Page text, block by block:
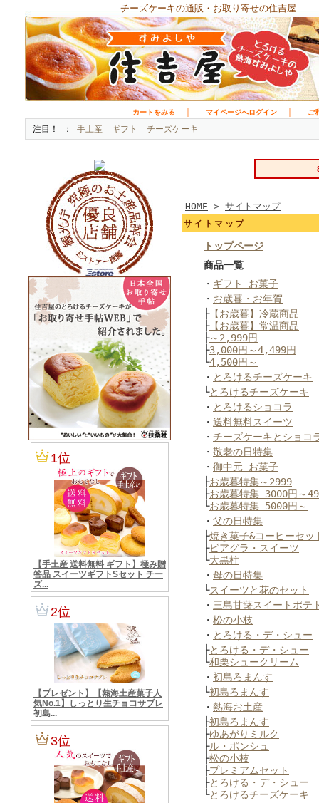
チーズケーキの通販・お取り寄せの住吉屋
カートをみる マイページへログイン ご
注目！ 手土産 ギフト チーズケーキ
HOME > サイトマップ
サイトマップ
トップページ
商品一覧
・ ギフト お菓子
・ お歳暮・お年賀
├【お歳暮】冷蔵商品
├【お歳暮】常温商品
├～2,999円
├3,000円～4,499円
└4,500円～
・ とろけるチーズケーキ
└とろけるチーズケーキ
・ とろけるショコラ
・ 送料無料スイーツ
・ チーズケーキとショコ
・ 敬老の日特集
・ 御中元 お菓子
├お歳暮特集～2999
├お歳暮特集 3000円～
└お歳暮特集 5000円～
・ 父の日特集
├焼き菓子&コーヒーセッ
├ビアグラ・スイーツ
└大黒柱
・ 母の日特集
└スイーツと花のセット
・ 三島甘藷スイートポテ
・ 松の小枝
・ とろける・デ・シュー
├とろける・デ・シュー
└和栗シュークリーム
・ 初島ろまんす
└初島ろまんす
・ 熱海お土産
├初島ろまんす
├ゆあがりミルク
├ル・ポンシュ
├松の小枝
├プレミアムセット
├とろける・デ・シュー
└とろけるチーズケーキ